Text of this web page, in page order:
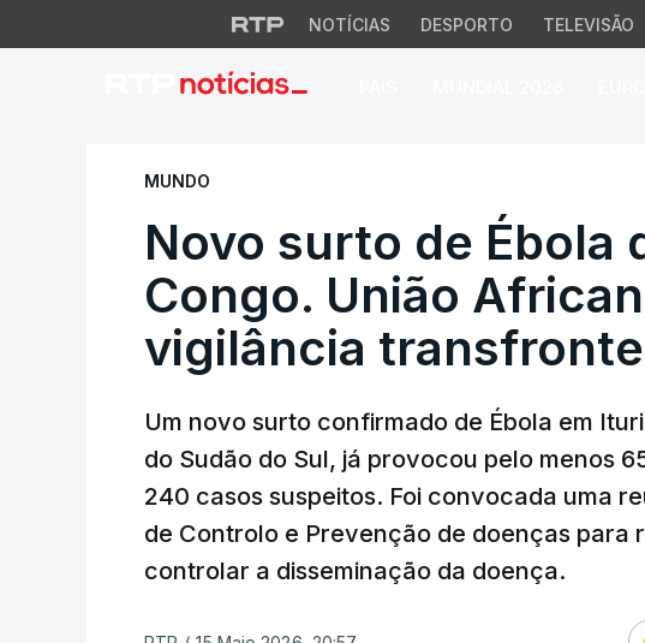
NOTÍCIAS DESPORTO TELEVISÃO
Novo surto de Ébola
MUNDO
Novo surto de Ébola
Congo. União
vigilância
Um novo surto confirmado de Ébola em
do Sudão do Sul, já provocou pelo menos
240 casos suspeitos. Foi convocada uma
de Controlo e Prevenção de doenças para
controlar a disseminação da doença.